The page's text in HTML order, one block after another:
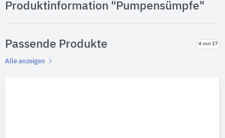
Produktinformation "Pumpensümpfe"
Passende Produkte 4 von 17
Alle anzeigen